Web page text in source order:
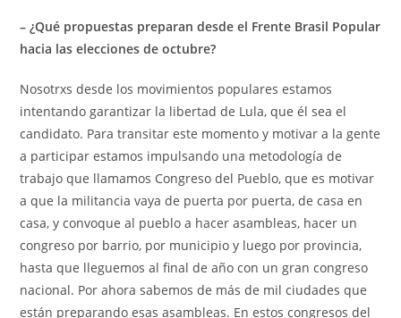
– ¿Qué propuestas preparan desde el Frente Brasil Popular
hacia las elecciones de octubre?
Nosotrxs desde los movimientos populares estamos
intentando garantizar la libertad de Lula, que él sea el
candidato. Para transitar este momento y motivar a la gente
a participar estamos impulsando una metodología de
trabajo que llamamos Congreso del Pueblo, que es motivar
a que la militancia vaya de puerta por puerta, de casa en
casa, y convoque al pueblo a hacer asambleas, hacer un
congreso por barrio, por municipio y luego por provincia,
hasta que lleguemos al final de año con un gran congreso
nacional. Por ahora sabemos de más de mil ciudades que
están preparando esas asambleas. En estos congresos del